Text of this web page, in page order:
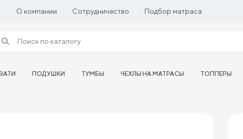
О компании Сотрудничество Подбор матраса
ПОДУШКИ ТУМБЫ ЧЕХЛЫ НА МАТРАСЫ ТОППЕРЫ